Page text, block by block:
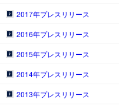
2017年プレスリリース
2016年プレスリリース
2015年プレスリリース
2014年プレスリリース
2013年プレスリリース